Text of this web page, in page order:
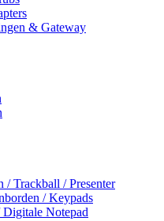
& Gateway
/ Trackball / Presenter
/ Keypads
Digitale Notepad